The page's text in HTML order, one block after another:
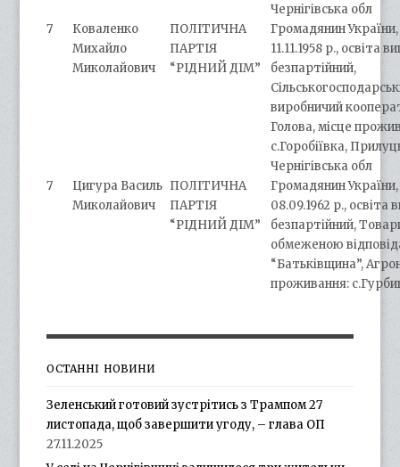
Чернігівська обл
7
Коваленко
Михайло
Миколайович
ПОЛІТИЧНА
ПАРТІЯ
“РІДНИЙ ДІМ”
Громадянин
11.11.1958 р., освіта
безпартійний,
виробничий
Голова, місце
с.Горобіївка,
Чернігівська обл
7
Цигура Василь
Миколайович
ПОЛІТИЧНА
ПАРТІЯ
“РІДНИЙ ДІМ”
Громадянин
08.09.1962 р., освіта
безпартійний,
обмеженою
“Батьківщина”,
проживання:
ОСТАННІ НОВИНИ
Зеленський готовий зустрітись з Трампом 27
листопада, щоб завершити угоду, – глава ОП
27.11.2025